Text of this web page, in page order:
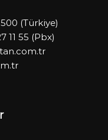
(Türkiye)
11 55 (Pbx)